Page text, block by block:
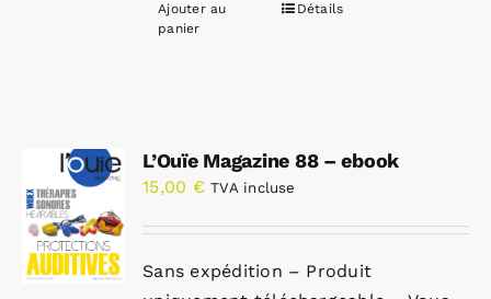
Ajouter au
panier
Détails
L’Ouïe Magazine 88 – ebook
15,00 € TVA incluse
Sans expédition – Produit